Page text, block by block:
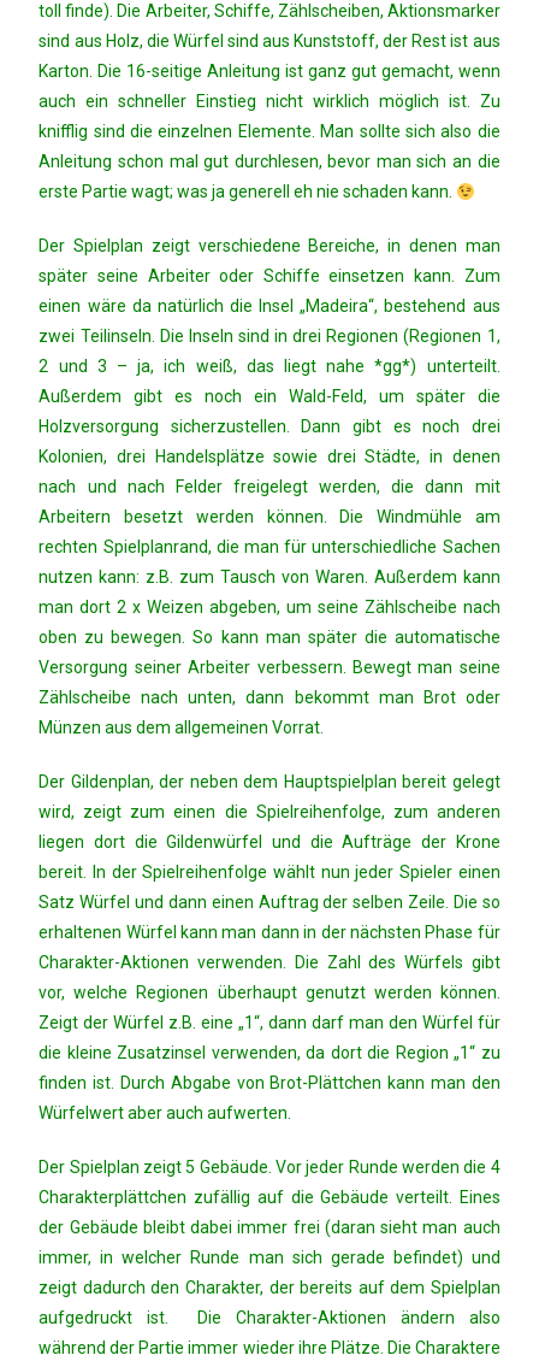
toll finde). Die Arbeiter, Schiffe, Zählscheiben, Aktionsmarker
sind aus Holz, die Würfel sind aus Kunststoff, der Rest ist aus
Karton. Die 16-seitige Anleitung ist ganz gut gemacht, wenn
auch ein schneller Einstieg nicht wirklich möglich ist. Zu
knifflig sind die einzelnen Elemente. Man sollte sich also die
Anleitung schon mal gut durchlesen, bevor man sich an die
erste Partie wagt; was ja generell eh nie schaden kann.
Der Spielplan zeigt verschiedene Bereiche, in denen man
später seine Arbeiter oder Schiffe einsetzen kann. Zum
einen wäre da natürlich die Insel „Madeira“, bestehend aus
zwei Teilinseln. Die Inseln sind in drei Regionen (Regionen 1,
2 und 3 – ja, ich weiß, das liegt nahe *gg*) unterteilt.
Außerdem gibt es noch ein Wald-Feld, um später die
Holzversorgung sicherzustellen. Dann gibt es noch drei
Kolonien, drei Handelsplätze sowie drei Städte, in denen
nach und nach Felder freigelegt werden, die dann mit
Arbeitern besetzt werden können. Die Windmühle am
rechten Spielplanrand, die man für unterschiedliche Sachen
nutzen kann: z.B. zum Tausch von Waren. Außerdem kann
man dort 2 x Weizen abgeben, um seine Zählscheibe nach
oben zu bewegen. So kann man später die automatische
Versorgung seiner Arbeiter verbessern. Bewegt man seine
Zählscheibe nach unten, dann bekommt man Brot oder
Münzen aus dem allgemeinen Vorrat.
Der Gildenplan, der neben dem Hauptspielplan bereit gelegt
wird, zeigt zum einen die Spielreihenfolge, zum anderen
liegen dort die Gildenwürfel und die Aufträge der Krone
bereit. In der Spielreihenfolge wählt nun jeder Spieler einen
Satz Würfel und dann einen Auftrag der selben Zeile. Die so
erhaltenen Würfel kann man dann in der nächsten Phase für
Charakter-Aktionen verwenden. Die Zahl des Würfels gibt
vor, welche Regionen überhaupt genutzt werden können.
Zeigt der Würfel z.B. eine „1“, dann darf man den Würfel für
die kleine Zusatzinsel verwenden, da dort die Region „1“ zu
finden ist. Durch Abgabe von Brot-Plättchen kann man den
Würfelwert aber auch aufwerten.
Der Spielplan zeigt 5 Gebäude. Vor jeder Runde werden die 4
Charakterplättchen zufällig auf die Gebäude verteilt. Eines
der Gebäude bleibt dabei immer frei (daran sieht man auch
immer, in welcher Runde man sich gerade befindet) und
zeigt dadurch den Charakter, der bereits auf dem Spielplan
aufgedruckt ist. Die Charakter-Aktionen ändern also
während der Partie immer wieder ihre Plätze. Die Charaktere